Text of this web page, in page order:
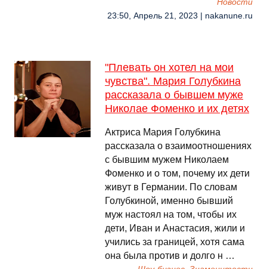
Новости
23:50, Апрель 21, 2023 | nakanune.ru
"Плевать он хотел на мои
чувства". Мария Голубкина
рассказала о бывшем муже
Николае Фоменко и их детях
Актриса Мария Голубкина
рассказала о взаимоотношениях
с бывшим мужем Николаем
Фоменко и о том, почему их дети
живут в Германии. По словам
Голубкиной, именно бывший
муж настоял на том, чтобы их
дети, Иван и Анастасия, жили и
учились за границей, хотя сама
она была против и долго н …